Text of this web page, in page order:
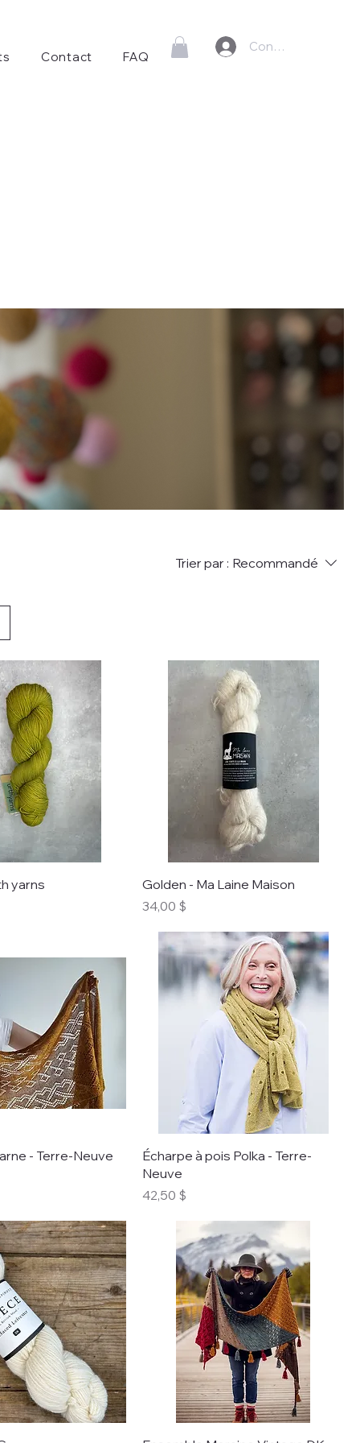
Contact FAQ
Connexion
Trier par : Recommandé
yarns
Golden - Ma Laine Maison
Prix
34,00 $
- Terre-Neuve
Écharpe à pois Polka - Terre-
Neuve
Prix
42,50 $